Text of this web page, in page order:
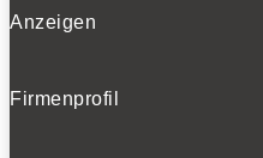
Anzeigen
Firmenprofil